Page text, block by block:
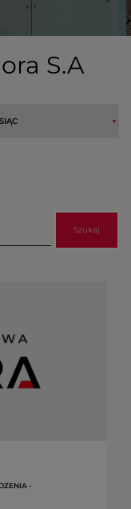
S.A
Szukaj
-